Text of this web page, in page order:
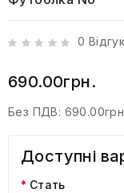
0
690.00грн.
Без ПДВ:
Доступні
Стать